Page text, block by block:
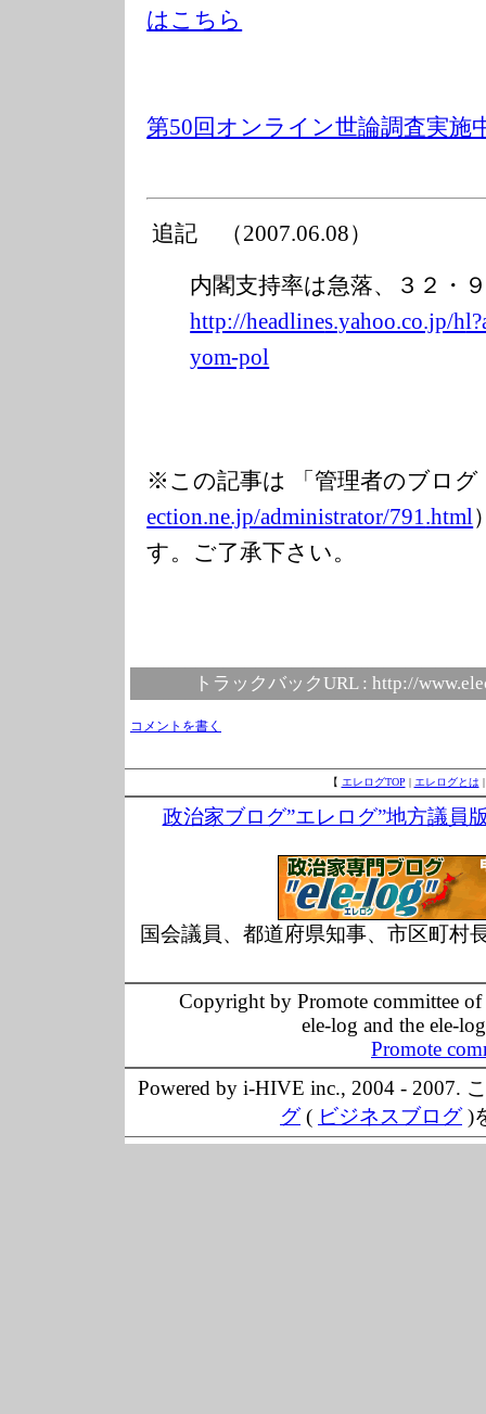
はこちら
第50回オンライン世論調査実施
追記 （2007.06.08）
内閣支持率は急落、３２・
http://headlines.yahoo.co.jp/h
yom-pol
※この記事は 「管理者のブログ
ection.ne.jp/administrator/791.html
す。ご了承下さい。
トラックバックURL : http://
コメントを書く
【 エレログTOP | エレログとは
政治家ブログ”エレログ”地方議員
国会議員、都道府県知事、市区町村
Copyright by Promote committee
ele-log and the ele-
Promote
Powered by i-HIVE inc., 2004 - 2007.
グ( ビジネスブログ)